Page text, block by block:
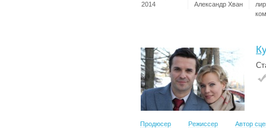
2014
Александр Хван
Продюсер Режиссер Автор